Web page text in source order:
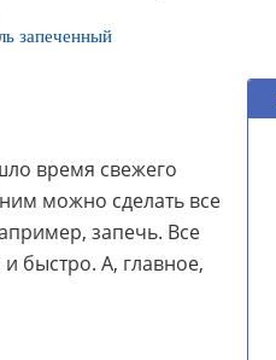
запеченный
время свежего
можно сделать все
запечь. Все
и быстро. А, главное,